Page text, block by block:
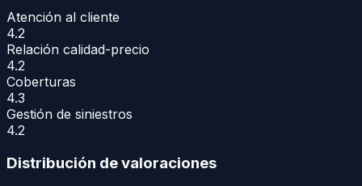
Atención al cliente
4.2
Relación calidad-precio
4.2
Coberturas
4.3
Gestión de siniestros
4.2
Distribución de valoraciones